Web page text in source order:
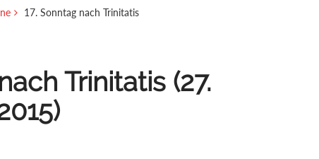
17. Sonntag nach Trinitatis
Trinitatis (27.